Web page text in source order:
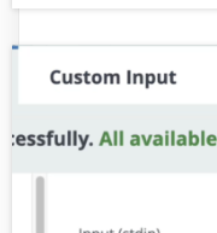
of n nodes represented